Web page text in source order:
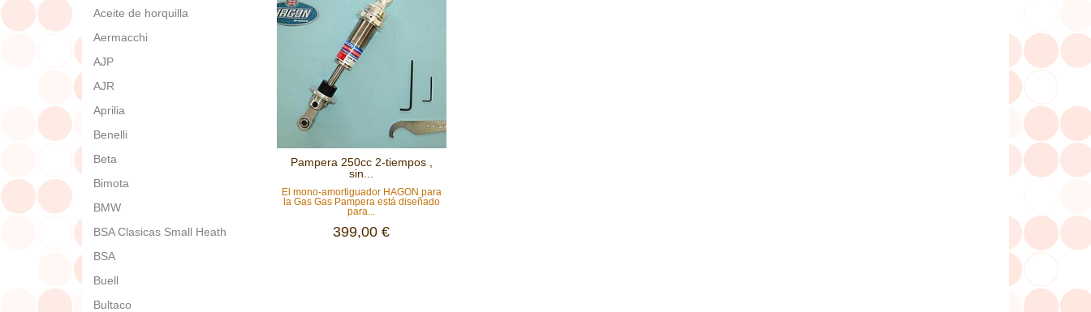
Aceite de horquilla
Aermacchi
AJP
AJR
Aprilia
Benelli
Beta
Bimota
BMW
BSA Clasicas Small Heath
BSA
Buell
Bultaco
Pampera 250cc 2-tiempos ,
sin...
El mono-amortiguador HAGON para
la Gas Gas Pampera está diseñado
para...
399,00 €